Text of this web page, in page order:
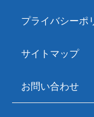
プライバシーポ
サイトマップ
お問い合わせ